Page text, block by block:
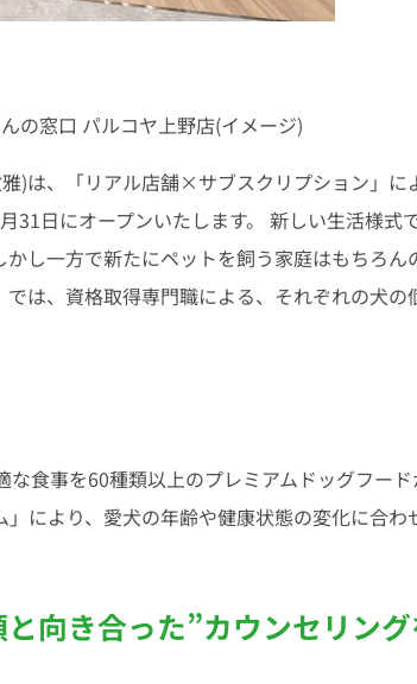
の窓口 パルコヤ上野店(イメージ)
)は、「リアル店舗×サブスクリプション」
日にオープンいたします。 新しい生活様式
し一方で新たにペットを飼う家庭はもちろ
は、資格取得専門職による、それぞれの犬
食事を60種類以上のプレミアムドッグフー
により、愛犬の年齢や健康状態の変化に合
向き合った”カウンセリン